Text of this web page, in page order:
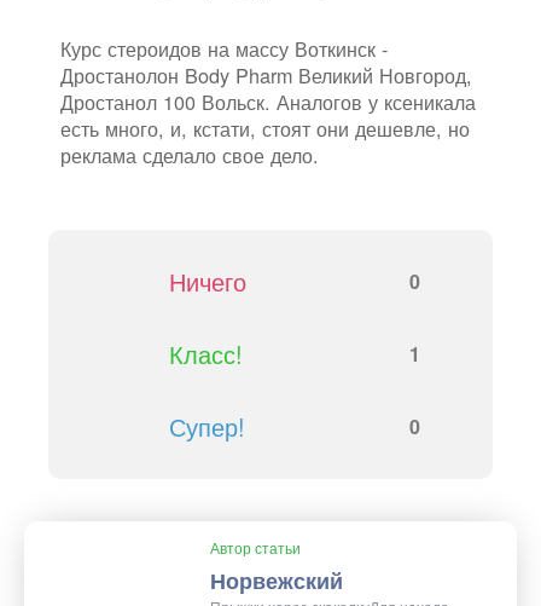
Курс стероидов на массу Воткинск -
Дростанолон Body Pharm Великий Новгород,
Дростанол 100 Вольск. Аналогов у ксеникала
есть много, и, кстати, стоят они дешевле, но
реклама сделало свое дело.
Ничего 0
Класс! 1
Супер! 0
Автор статьи
Норвежский